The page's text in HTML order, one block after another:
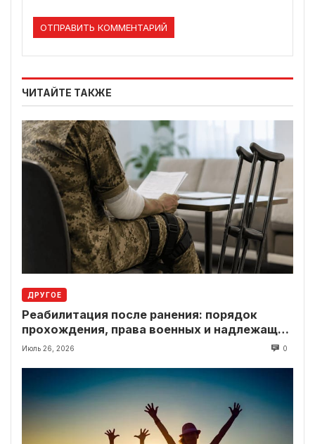
ЧИТАЙТЕ ТАКЖЕ
ДРУГОЕ
Реабилитация после ранения: порядок
прохождения, права военных и надлежащие
выплаты
Июль 26, 2026 0